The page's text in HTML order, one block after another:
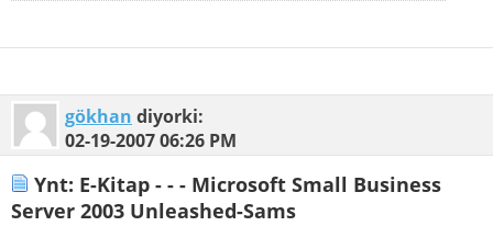
gökhan diyorki:
02-19-200706:26 PM
Ynt: E-Kitap - - - Microsoft Small Business
Server 2003 Unleashed-Sams